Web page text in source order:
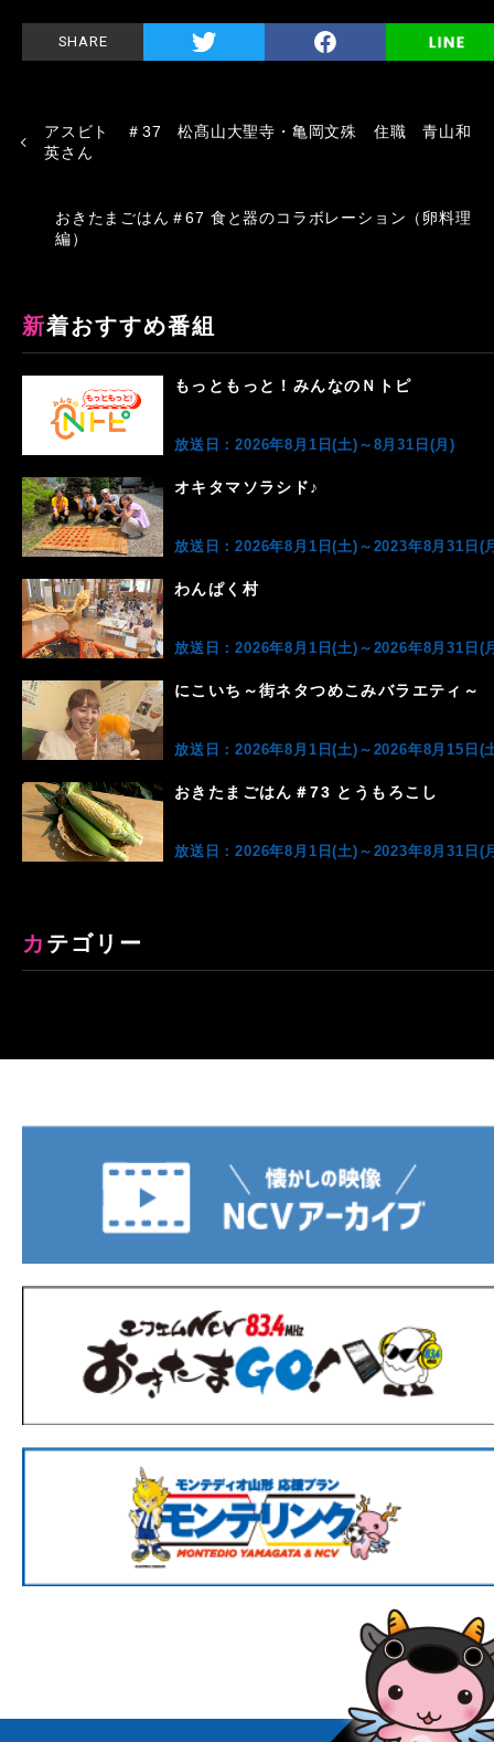
SHARE
アスビト ＃37 松髙山大聖寺・亀岡文殊 住職 青山和
英さん
おきたまごはん＃67 食と器のコラボレーション（卵料理
編）
新着おすすめ番組
もっともっと！みんなのＮトピ
放送日：2026年8月1日(土)～8月31日(月)
オキタマソラシド♪
放送日：2026年8月1日(土)～2023年8月31日(
わんぱく村
放送日：2026年8月1日(土)～2026年8月31日(
にこいち～街ネタつめこみバラエティ～
放送日：2026年8月1日(土)～2026年8月15日(
おきたまごはん＃73 とうもろこし
放送日：2026年8月1日(土)～2023年8月31日(
カテゴリー